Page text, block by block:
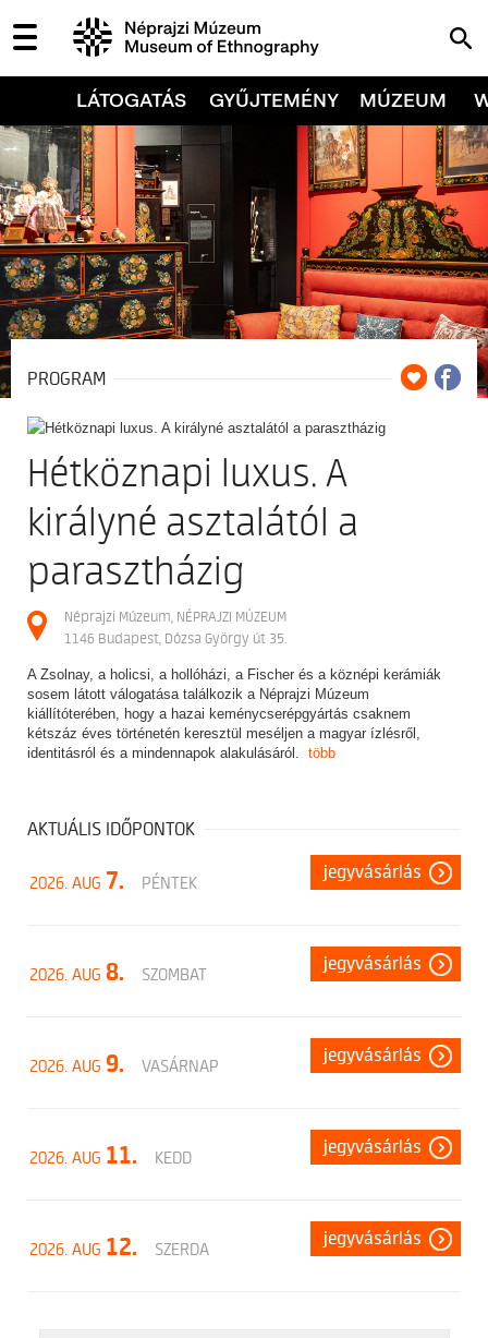
LÁTOGATÁS GYŰJTEMÉNY MÚZEUM
PROGRAM
Hétköznapi luxus. A
királyné asztalától a
parasztházig
Néprajzi Múzeum, NÉPRAJZI MÚZEUM
1146 Budapest, Dózsa György út 35.
A Zsolnay, a holicsi, a hollóházi, a Fischer és a köznépi kerámiák
sosem látott válogatása találkozik a Néprajzi Múzeum
kiállítóterében, hogy a hazai keménycserépgyártás csaknem
kétszáz éves történetén keresztül meséljen a magyar ízlésről,
identitásról és a mindennapok alakulásáról. több
AKTUÁLIS IDŐPONTOK
2026. AUG 7. PÉNTEK
jegyvásárlás
2026. AUG 8. SZOMBAT
jegyvásárlás
2026. AUG 9. VASÁRNAP
jegyvásárlás
2026. AUG 11. KEDD
jegyvásárlás
2026. AUG 12. SZERDA
jegyvásárlás